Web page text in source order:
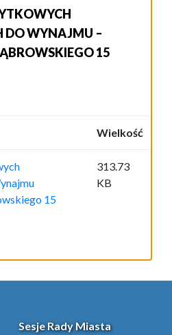
DO WYNAJMU –
15
Wielkość
15
313.73
KB
Sesje Rady Miasta